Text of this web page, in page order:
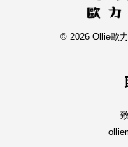
© 2026 Ollie歐